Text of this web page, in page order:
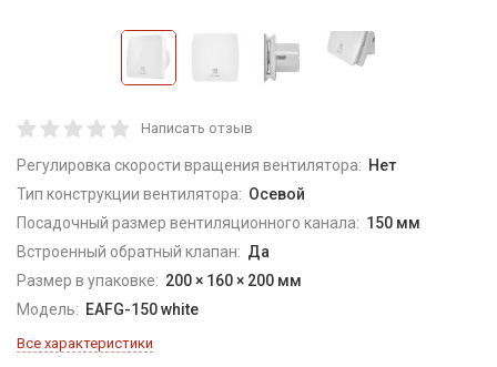
Написать отзыв
Регулировка скорости вращения вентилятора: Нет
Тип конструкции вентилятора: Осевой
Посадочный размер вентиляционного канала: 150 мм
Встроенный обратный клапан: Да
Размер в упаковке: 200 × 160 × 200 мм
Модель: EAFG-150 white
Все характеристики